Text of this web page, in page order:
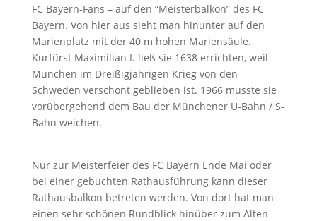
FC Bayern-Fans – auf den “Meisterbalkon” des FC
Bayern. Von hier aus sieht man hinunter auf den
Marienplatz mit der 40 m hohen Mariensäule.
Kurfürst Maximilian I. ließ sie 1638 errichten, weil
München im Dreißigjährigen Krieg von den
Schweden verschont geblieben ist. 1966 musste sie
vorübergehend dem Bau der Münchener U-Bahn / S-
Bahn weichen.
Nur zur Meisterfeier des FC Bayern Ende Mai oder
bei einer gebuchten Rathausführung kann dieser
Rathausbalkon betreten werden. Von dort hat man
einen sehr schönen Rundblick hinüber zum Alten